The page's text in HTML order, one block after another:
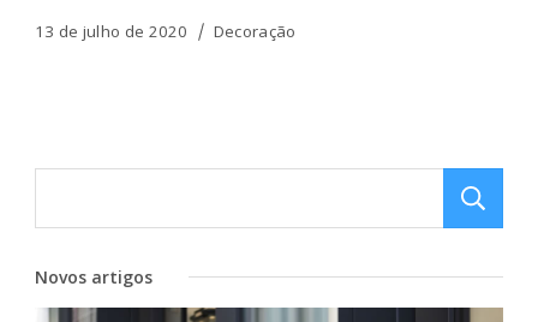
13 de julho de 2020 Decoração
Novos artigos